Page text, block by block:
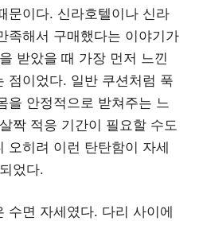
문이다. 신라호텔이나 신라
족해서 구매했다는 이야기가
받았을 때 가장 먼저 느낀
점이었다. 일반 쿠션처럼 푹
을 안정적으로 받쳐주는 느
짝 적응 기간이 필요할 수도
오히려 이런 탄탄함이 자세
었다.
수면 자세였다. 다리 사이에